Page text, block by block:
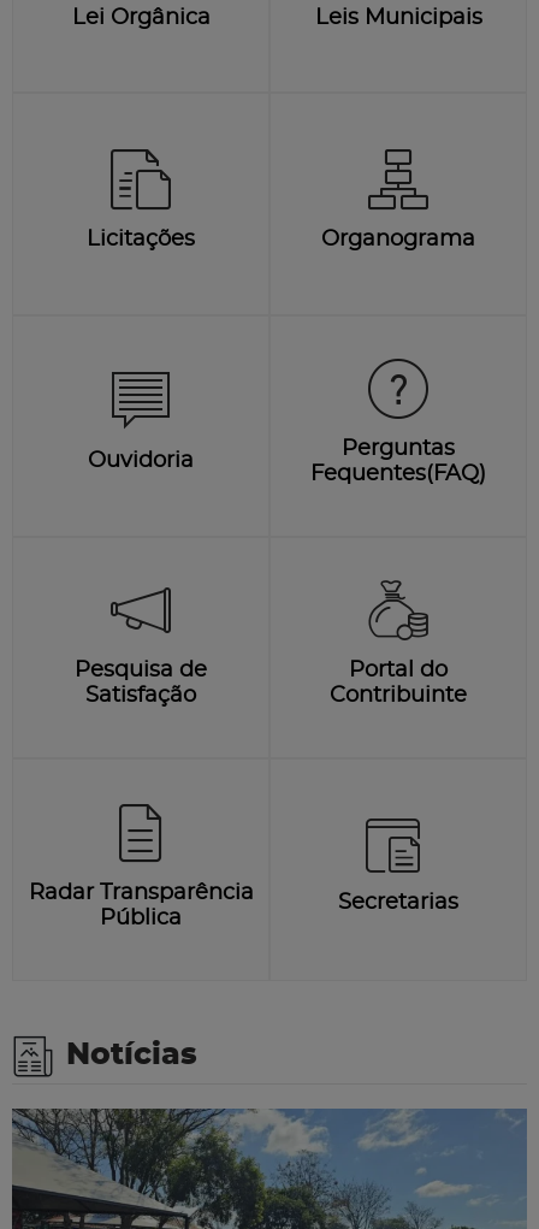
Lei Orgânica Leis Municipais
Licitações Organograma
Ouvidoria
Perguntas
Fequentes(FAQ)
Pesquisa de
Satisfação
Portal do
Contribuinte
Radar Transparência
Pública
Secretarias
Notícias